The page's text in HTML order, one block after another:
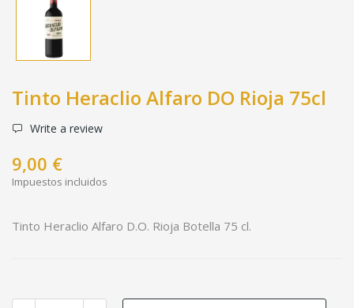
Tinto Heraclio Alfaro DO Rioja 75cl
Write a review
9,00 €
Impuestos incluidos
Tinto Heraclio Alfaro D.O. Rioja Botella 75 cl.